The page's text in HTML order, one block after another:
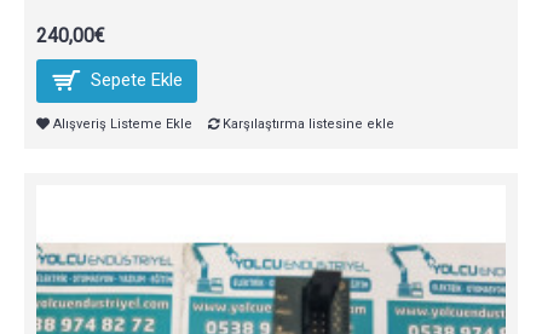
240,00€
Sepete Ekle
Alışveriş Listeme Ekle Karşılaştırma listesine ekle